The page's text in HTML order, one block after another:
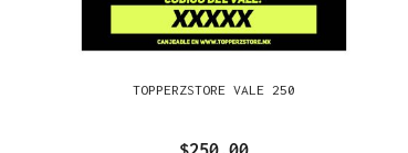
TOPPERZSTORE VALE 250